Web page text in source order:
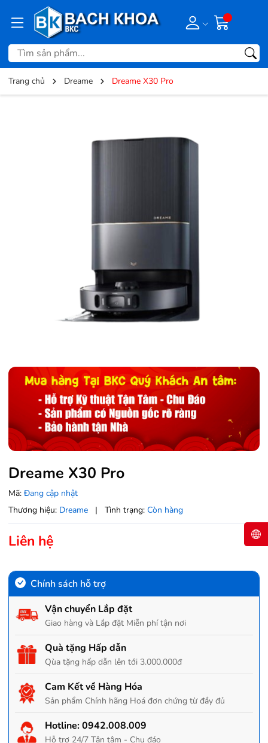
Trang chủ Dreame Dreame X30 Pro
Dreame X30 Pro
Mã: Đang cập nhật
Thương hiệu: Dreame | Tình trạng: Còn hàng
Liên hệ
Chính sách hỗ trợ
Vận chuyển Lắp đặt
Giao hàng và Lắp đặt Miễn phí tận nơi
Quà tặng Hấp dẫn
Qùa tặng hấp dẫn lên tới 3.000.000đ
Cam Kết về Hàng Hóa
Sản phẩm Chính hãng Hoá đơn chứng từ đầy đủ
Hotline:0942.008.009
Hỗ trợ 24/7 Tận tâm - Chu đáo